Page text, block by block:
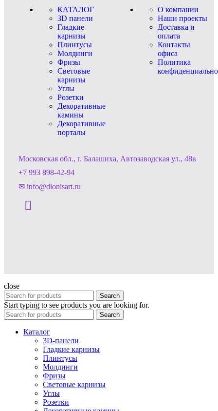
КАТАЛОГ
3D панели
Гладкие
карнизы
Плинтусы
Молдинги
Фризы
Световые
карнизы
Углы
Розетки
Декоративные
камины
Декоративные
порталы
О компании
Наши проекты
Доставка и
оплата
Контакты
офиса
Политика
Московская обл., г. Балашиха, Автозаводская ул., 48в
+7 993 898-42-94
✉ info@dionisart.ru
close
Search
Start typing to see products you are looking for.
Search
Каталог
3D-панели
Гладкие карнизы
Плинтусы
Молдинги
Фризы
Световые карнизы
Углы
Розетки